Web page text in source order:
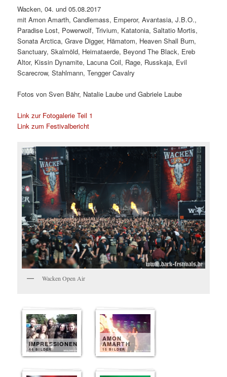
Wacken, 04. und 05.08.2017
mit Amon Amarth, Candlemass, Emperor, Avantasia, J.B.O.,
Paradise Lost, Powerwolf, Trivium, Katatonia, Saltatio Mortis,
Sonata Arctica, Grave Digger, Hämatom, Heaven Shall Burn,
Sanctuary, Skalmöld, Heimataerde, Beyond The Black, Ereb
Altor, Kissin Dynamite, Lacuna Coil, Rage, Russkaja, Evil
Scarecrow, Stahlmann, Tengger Cavalry
Fotos von Sven Bähr, Natalie Laube und Gabriele Laube
Link zur Fotogalerie Teil 1
Link zum Festivalbericht
Wacken Open Air
IMPRESSIONEN
44 BILDER
AMON
AMARTH
15 BILDER